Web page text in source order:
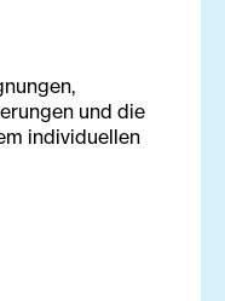
und die
individuellen